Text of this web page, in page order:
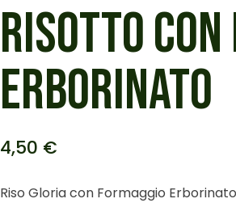
RISOTTO
ERBORINATO
4,50 €
Riso Gloria con Formaggio